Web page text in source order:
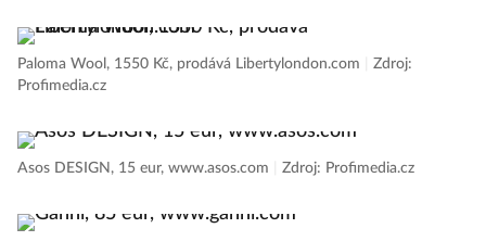
Paloma Wool, 1550 Kč, prodává Libertylondon.com
Zdroj:
Profimedia.cz
Asos DESIGN, 15 eur, www.asos.com Zdroj: Profimedia.cz